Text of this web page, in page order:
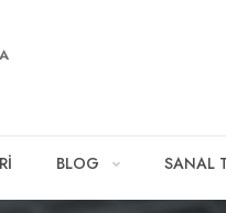
BLOG SANAL